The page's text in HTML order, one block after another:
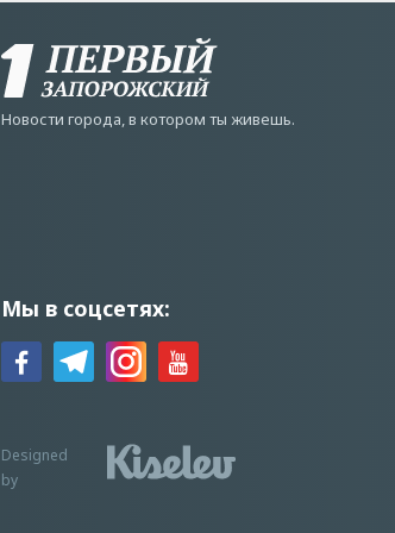
Новости города, в котором ты живешь.
Мы в соцсетях:
Designed
by